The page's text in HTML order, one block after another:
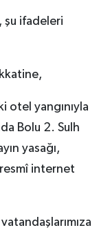
şu ifadeleri
otel yangınıyla
Bolu 2. Sulh
yasağı,
resmî internet